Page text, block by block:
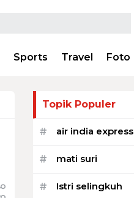
Sports Travel Foto
Topik Populer
# air india express
# mati suri
# Istri selingkuh